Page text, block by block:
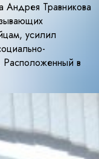
Андрея Травникова
усилил
Расположенный в